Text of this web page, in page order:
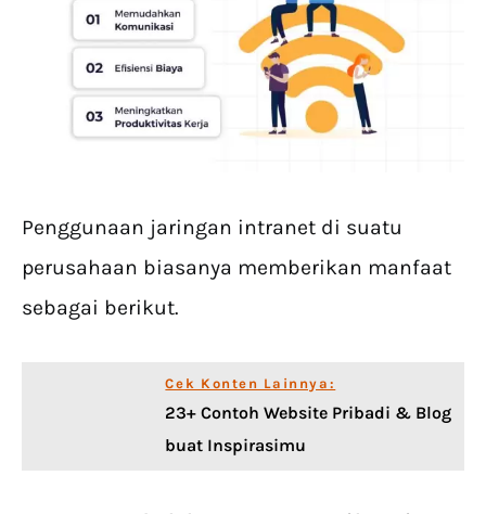
Penggunaan jaringan intranet di suatu
perusahaan biasanya memberikan manfaat
sebagai berikut.
Cek Konten Lainnya:
23+ Contoh Website Pribadi & Blog
buat Inspirasimu